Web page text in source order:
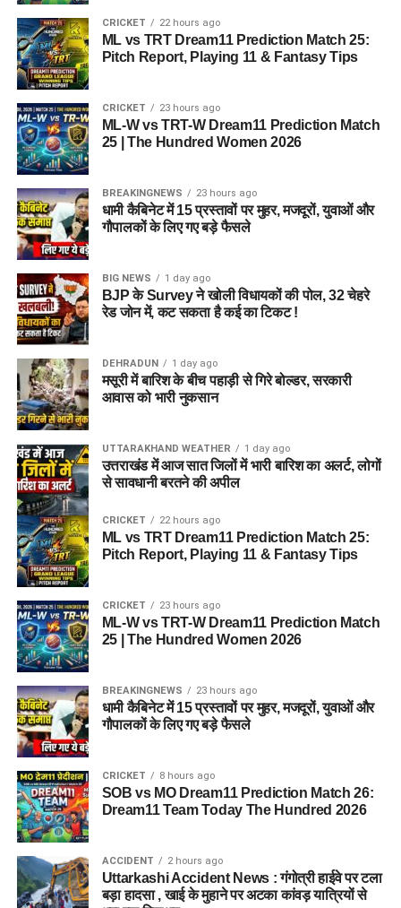
CRICKET 22 hours ago
ML vs TRT Dream11 Prediction Match 25:
Pitch Report, Playing 11 & Fantasy Tips
CRICKET 23 hours ago
ML-W vs TRT-W Dream11 Prediction Match
25 | The Hundred Women 2026
BREAKINGNEWS 23 hours ago
धामी कैबिनेट में 15 प्रस्तावों पर मुहर, मजदूरों, युवाओं और
गौपालकों के लिए गए बड़े फैसले
BIG NEWS 1 day ago
BJP के Survey ने खोली विधायकों की पोल, 32 चेहरे
रेड जोन में, कट सकता है कई का टिकट !
DEHRADUN 1 day ago
मसूरी में बारिश के बीच पहाड़ी से गिरे बोल्डर, सरकारी
आवास को भारी नुकसान
UTTARAKHAND WEATHER 1 day ago
उत्तराखंड में आज सात जिलों में भारी बारिश का अलर्ट, लोगों
से सावधानी बरतने की अपील
CRICKET 22 hours ago
ML vs TRT Dream11 Prediction Match 25:
Pitch Report, Playing 11 & Fantasy Tips
CRICKET 23 hours ago
ML-W vs TRT-W Dream11 Prediction Match
25 | The Hundred Women 2026
BREAKINGNEWS 23 hours ago
धामी कैबिनेट में 15 प्रस्तावों पर मुहर, मजदूरों, युवाओं और
गौपालकों के लिए गए बड़े फैसले
CRICKET 8 hours ago
SOB vs MO Dream11 Prediction Match 26:
Dream11 Team Today The Hundred 2026
ACCIDENT 2 hours ago
Uttarkashi Accident News : गंगोत्री हाईवे पर टला
बड़ा हादसा , खाई के मुहाने पर अटका कांवड़ यात्रियों से